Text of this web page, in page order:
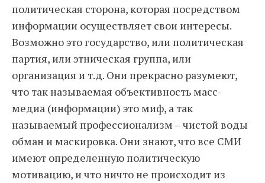
политическая сторона, которая посредством
информации осуществляет свои интересы.
Возможно это государство, или политическая
партия, или этническая группа, или
организация и т.д. Они прекрасно разумеют,
что так называемая объективность масс-
медиа (информации) это миф, а так
называемый профессионализм – чистой воды
обман и маскировка. Они знают, что все СМИ
имеют определенную политическую
мотивацию, и что ничто не происходит из